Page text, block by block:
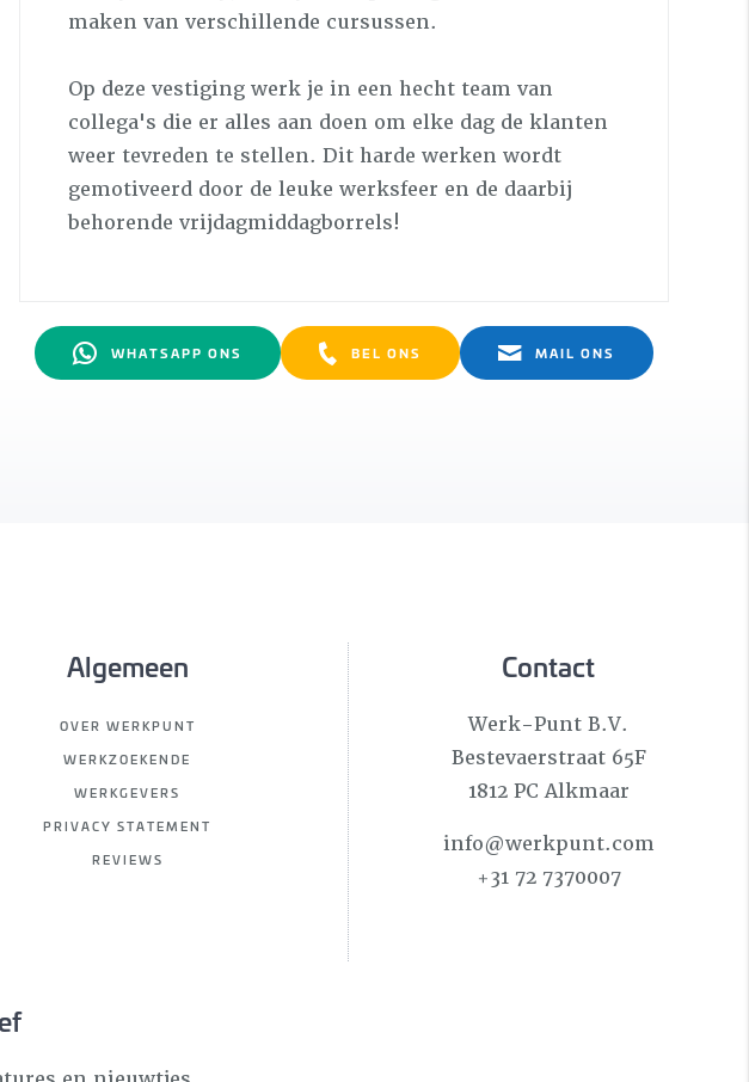
maken van verschillende cursussen.
Op deze vestiging werk je in een hecht team van
collega's die er alles aan doen om elke dag de klanten
weer tevreden te stellen. Dit harde werken wordt
gemotiveerd door de leuke werksfeer en de daarbij
behorende vrijdagmiddagborrels!
WHATSAPP ONS BEL ONS MAIL ONS
Algemeen
OVER WERKPUNT
WERKZOEKENDE
WERKGEVERS
PRIVACY STATEMENT
REVIEWS
Contact
Werk-Punt B.V.
Bestevaerstraat 65F
1812 PC Alkmaar
info@werkpunt.com
+31 72 7370007